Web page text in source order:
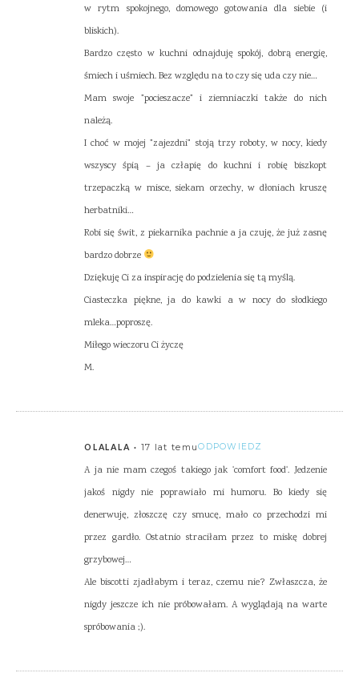
w rytm spokojnego, domowego gotowania dla siebie (i
bliskich).
Bardzo często w kuchni odnajduję spokój, dobrą energię,
śmiech i uśmiech. Bez względu na to czy się uda czy nie…
Mam swoje "pocieszacze" i ziemniaczki także do nich
należą.
I choć w mojej "zajezdni" stoją trzy roboty, w nocy, kiedy
wszyscy śpią – ja człapię do kuchni i robię biszkopt
trzepaczką w misce, siekam orzechy, w dłoniach kruszę
herbatniki…
Robi się świt, z piekarnika pachnie a ja czuję, że już zasnę
bardzo dobrze
Dziękuję Ci za inspirację do podzielenia się tą myślą.
Ciasteczka piękne, ja do kawki a w nocy do słodkiego
mleka…poproszę.
Miłego wieczoru Ci życzę
M.
OLALALA 17 lat temuODPOWIEDZ
A ja nie mam czegoś takiego jak 'comfort food'. Jedzenie
jakoś nigdy nie poprawiało mi humoru. Bo kiedy się
denerwuję, złoszczę czy smucę, mało co przechodzi mi
przez gardło. Ostatnio straciłam przez to miskę dobrej
grzybowej…
Ale biscotti zjadłabym i teraz, czemu nie? Zwłaszcza, że
nigdy jeszcze ich nie próbowałam. A wyglądają na warte
spróbowania ;).